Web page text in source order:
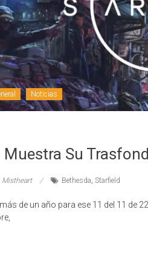
Noticias
Su
Mistheart Bethesda, Starfield
de un año para ese 11 del 11 de